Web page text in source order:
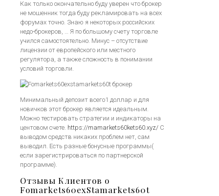
Как только окончательно буду уверен что брокер
не мошенник тогда буду рекламировать на всех
форумах точно. Знаю я некоторых российских
недо-брокеров, … Я по большому счету торговле
учился самостоятельно. Минус – отсутствие
лицензии от европейского или местного
регулятора, а также сложность в понимании
условий торговли.
Минимальный депозит всего1 доллар и для
новичков этот брокер является идеальным.
Можно тестировать стратегии и индикаторы на
центовом счете. https://mamarkets60kets60.xyz/ С
выводом средств никаких проблем нет, сам
выводил. Есть разные бонусные программы(
если зарегистрироваться по партнерской
программе).
Отзывы Клиентов о
Fomarkets60exStamarkets60t